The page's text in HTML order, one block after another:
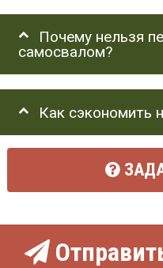
Почему нельзя
самосвалом?
Как сэкономить